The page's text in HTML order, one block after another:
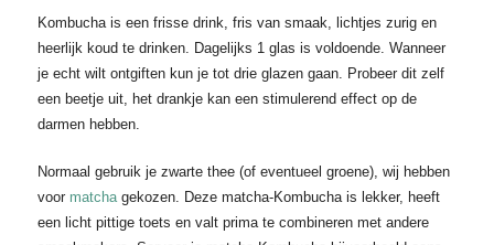
Kombucha is een frisse drink, fris van smaak, lichtjes zurig en
heerlijk koud te drinken. Dagelijks 1 glas is voldoende. Wanneer
je echt wilt ontgiften kun je tot drie glazen gaan. Probeer dit zelf
een beetje uit, het drankje kan een stimulerend effect op de
darmen hebben.
Normaal gebruik je zwarte thee (of eventueel groene), wij hebben
voor matchagekozen. Deze matcha-Kombucha is lekker, heeft
een licht pittige toets en valt prima te combineren met andere